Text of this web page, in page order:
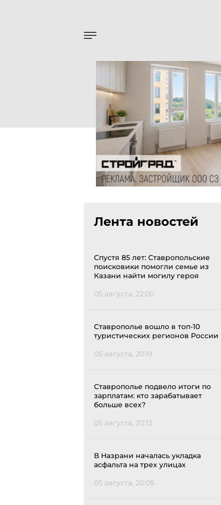
Лента новостей
Спустя 85 лет: Ставропольские
поисковики помогли семье из
Казани найти могилу героя
05 августа, 22:00
Ставрополье вошло в топ-10
туристических регионов России
05 августа, 20:19
Ставрополье подвело итоги по
зарплатам: кто зарабатывает
больше всех?
05 августа, 20:13
В Назрани началась укладка
асфальта на трех улицах
05 августа, 20:05